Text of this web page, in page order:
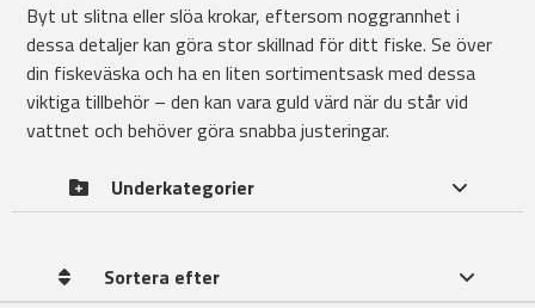
Byt ut slitna eller slöa krokar, eftersom noggrannhet i
dessa detaljer kan göra stor skillnad för ditt fiske. Se över
din fiskeväska och ha en liten sortimentsask med dessa
viktiga tillbehör – den kan vara guld värd när du står vid
vattnet och behöver göra snabba justeringar.
Underkategorier
Sortera efter